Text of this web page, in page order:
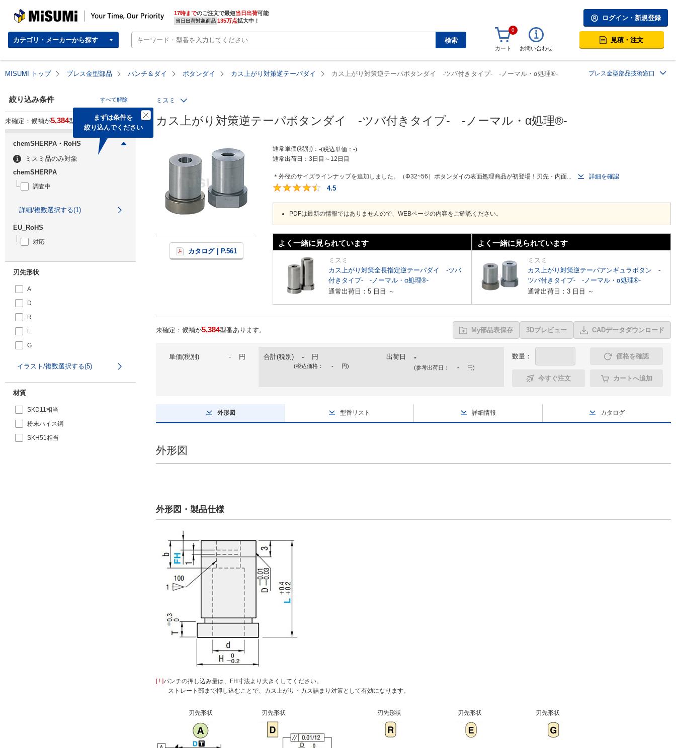
MISUMI | Your Time, Our Priority 17時までのご注文で最短当日出荷
当日出荷対象商品 135万点拡大中！
カテゴリ・メーカーから探す 検索
ログイン・新規登録
0
カート お問い合わせ
見積・注文
MISUMI トップ プレス金型部品 パンチ＆ダイ ボタンダイ カス上がり対策逆テーパダイ カス上がり対策逆テーパボタンダイ -ツバ付きタイプ- -ノーマル・α処理®- プレス金型部品技術窓口
絞り込み条件 すべて解除
まずは条件を
絞り込んでください
未確定：候補が5,384型番あります。
chemSHERPA・RoHS
ミスミ品のみ対象
chemSHERPA
調査中
詳細/複数選択する(1)
EU_RoHS
対応
刃先形状
A
D
R
E
G
イラスト/複数選択する(5)
材質
SKD11相当
粉末ハイス鋼
SKH51相当
ミスミ
カス上がり対策逆テーパボタンダイ　-ツバ付きタイプ-　-ノーマル・α処理®-
カタログ | P.561
通常単価(税別) - 税込単価
-
通常出荷日： 3日目～12日目
＊外径のサイズラインナップを追加しました。（Φ32~56）ボタンダイの表面処理商品が初登場！刃先・内面...
詳細を確認
4.5
PDFは最新の情報ではありませんので、WEBページの内容をご確認ください。
よく一緒に見られています
ミスミ
カス上がり対策全長指定逆テーパダイ -ツバ
付きタイプ- -ノーマル・α処理®-
通常出荷日：5 日目 ～
よく一緒に見られています
ミスミ
カス上がり対策逆テーパアンギュラボタン -
ツバ付きタイプ- -ノーマル・α処理®-
通常出荷日：3 日目 ～
未確定：候補が5,384型番あります。 My部品表保存 3Dプレビュー CADデータダウンロード
単価(税別) - 円 合計(税別) - 円
(税込価格： - 円)
出荷日 -
(参考出荷日： - 円)
数量： 価格を確認
今すぐ注文 カートへ追加
外形図 型番リスト 詳細情報 カタログ
外形図
外形図・製品仕様
[ ! ]パンチの押し込み量は、FH寸法より大きくしてください。
ストレート部まで押し込むことで、カス上がり・カス詰まり対策として有効になります。
刃先形状 刃先形状
刃先形状
刃先形状
刃先形状